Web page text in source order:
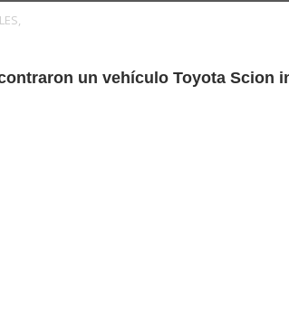
un vehículo Toyota Scion